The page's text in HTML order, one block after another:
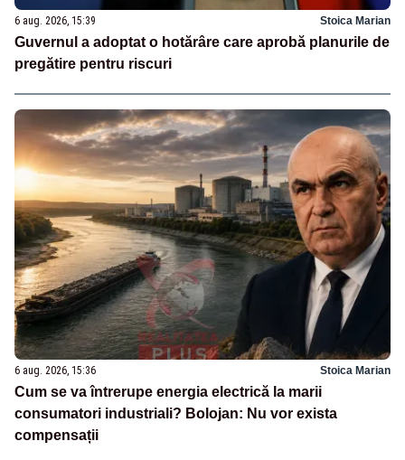
6 aug. 2026, 15:39 Stoica Marian
Guvernul a adoptat o hotărâre care aprobă planurile de
pregătire pentru riscuri
6 aug. 2026, 15:36 Stoica Marian
Cum se va întrerupe energia electrică la marii
consumatori industriali? Bolojan: Nu vor exista
compensații